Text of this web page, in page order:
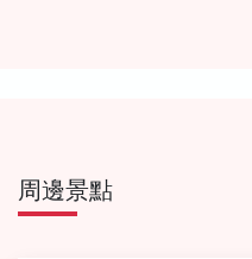
周邊景點